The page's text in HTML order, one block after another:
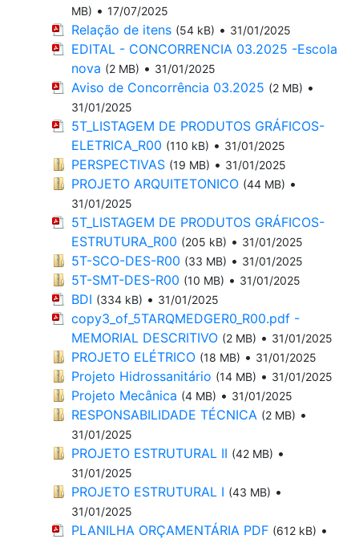
MB) • 17/07/2025
Relação de itens (54 kB) • 31/01/2025
EDITAL - CONCORRENCIA 03.2025 -Escola
nova (2 MB) • 31/01/2025
Aviso de Concorrência 03.2025 (2 MB) •
31/01/2025
5T_LISTAGEM DE PRODUTOS GRÁFICOS-
ELETRICA_R00 (110 kB) • 31/01/2025
PERSPECTIVAS (19 MB) • 31/01/2025
PROJETO ARQUITETONICO (44 MB) •
31/01/2025
5T_LISTAGEM DE PRODUTOS GRÁFICOS-
ESTRUTURA_R00 (205 kB) • 31/01/2025
5T-SCO-DES-R00 (33 MB) • 31/01/2025
5T-SMT-DES-R00 (10 MB) • 31/01/2025
BDI (334 kB) • 31/01/2025
copy3_of_5TARQMEDGER0_R00.pdf -
MEMORIAL DESCRITIVO (2 MB) • 31/01/2025
PROJETO ELÉTRICO (18 MB) • 31/01/2025
Projeto Hidrossanitário (14 MB) • 31/01/2025
Projeto Mecânica (4 MB) • 31/01/2025
RESPONSABILIDADE TÉCNICA (2 MB) •
31/01/2025
PROJETO ESTRUTURAL II (42 MB) •
31/01/2025
PROJETO ESTRUTURAL I (43 MB) •
31/01/2025
PLANILHA ORÇAMENTÁRIA PDF (612 kB) •